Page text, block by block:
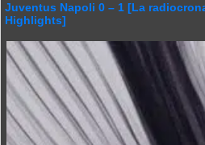
Juventus Napoli 0 – 1 [La
Highlights]